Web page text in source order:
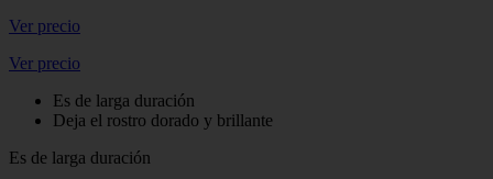
Ver precio
Ver precio
Es de larga duración
Deja el rostro dorado y brillante
Es de larga duración